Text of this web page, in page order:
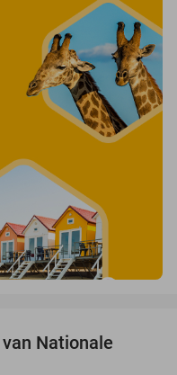
Nationale